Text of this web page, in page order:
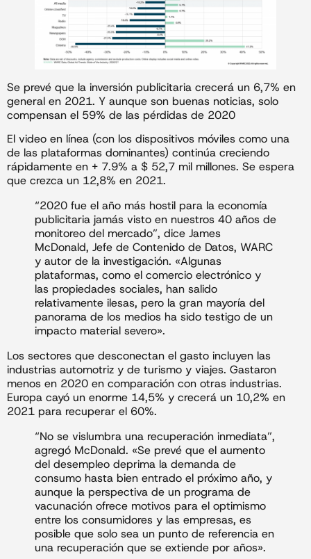
Se prevé que la inversión publicitaria crecerá un 6,7% en
general en 2021. Y aunque son buenas noticias, solo
compensan el 59% de las pérdidas de 2020
El video en línea (con los dispositivos móviles como una
de las plataformas dominantes) continúa creciendo
rápidamente en + 7.9% a $ 52,7 mil millones. Se espera
que crezca un 12,8% en 2021.
“2020 fue el año más hostil para la economía
publicitaria jamás visto en nuestros 40 años de
monitoreo del mercado”, dice James
McDonald, Jefe de Contenido de Datos, WARC
y autor de la investigación. «Algunas
plataformas, como el comercio electrónico y
las propiedades sociales, han salido
relativamente ilesas, pero la gran mayoría del
panorama de los medios ha sido testigo de un
impacto material severo».
Los sectores que desconectan el gasto incluyen las
industrias automotriz y de turismo y viajes. Gastaron
menos en 2020 en comparación con otras industrias.
Europa cayó un enorme 14,5% y crecerá un 10,2% en
2021 para recuperar el 60%.
“No se vislumbra una recuperación inmediata”,
agregó McDonald. «Se prevé que el aumento
del desempleo deprima la demanda de
consumo hasta bien entrado el próximo año, y
aunque la perspectiva de un programa de
vacunación ofrece motivos para el optimismo
entre los consumidores y las empresas, es
posible que solo sea un punto de referencia en
una recuperación que se extiende por años».